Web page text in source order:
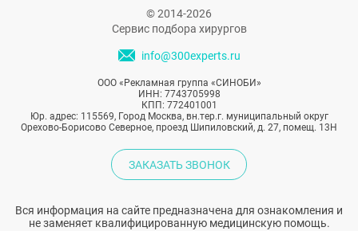
оригинальном амплуа в новом сольном
клипе. В чем секрет такого эффектного
преображения Насти?
© 2014-2026
Сервис подбора хирургов
info@300experts.ru
ООО «Рекламная группа «СИНОБИ»
ИНН: 7743705998
КПП: 772401001
Юр. адрес: 115569, Город Москва, вн.тер.г. муниципальный округ
Орехово-Борисово Северное, проезд Шипиловский, д. 27, помещ. 13Н
ЗАКАЗАТЬ ЗВОНОК
Вся информация на сайте предназначена для ознакомления и
не заменяет квалифицированную медицинскую помощь.